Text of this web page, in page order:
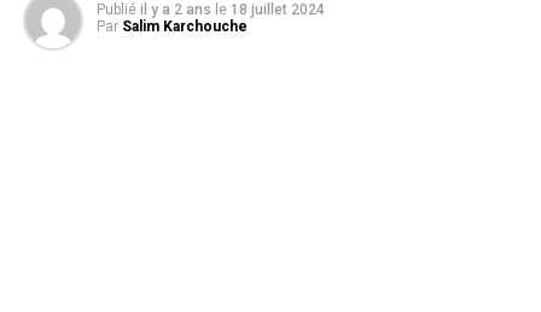
Publié il y a 2 ans le 18 juillet 2024
Par Salim Karchouche